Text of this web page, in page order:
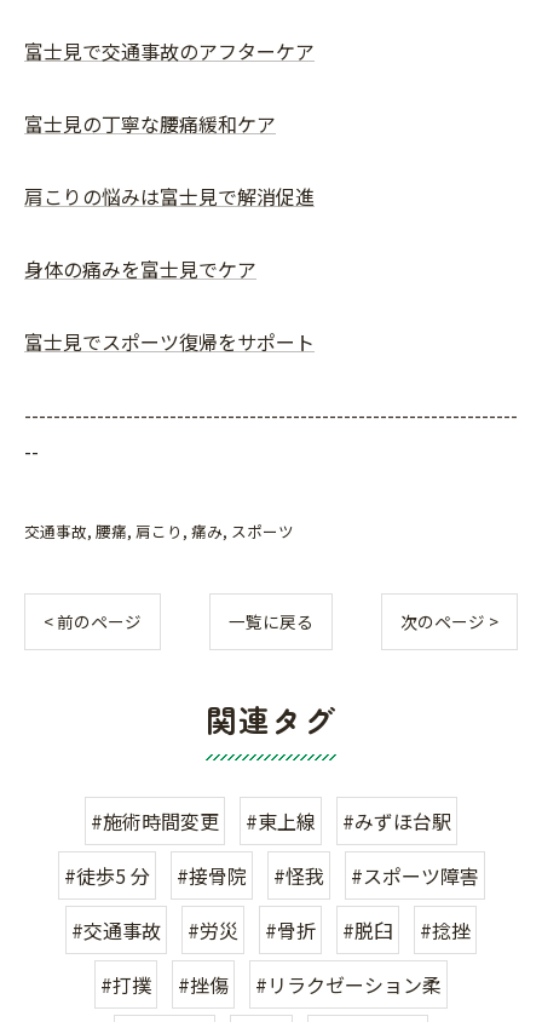
富士見で交通事故のアフターケア
富士見の丁寧な腰痛緩和ケア
肩こりの悩みは富士見で解消促進
身体の痛みを富士見でケア
富士見でスポーツ復帰をサポート
--------------------------------------------------------------------
--
交通事故 腰痛 肩こり 痛み スポーツ
< 前のページ 一覧に戻る 次のページ >
関連タグ
#施術時間変更 #東上線
#みずほ台駅
#徒歩5 分
#接骨院 #怪我
#スポーツ障害
#交通事故
#労災 #骨折 #脱臼
#捻挫
#打撲
#挫傷
#リラクゼーション柔